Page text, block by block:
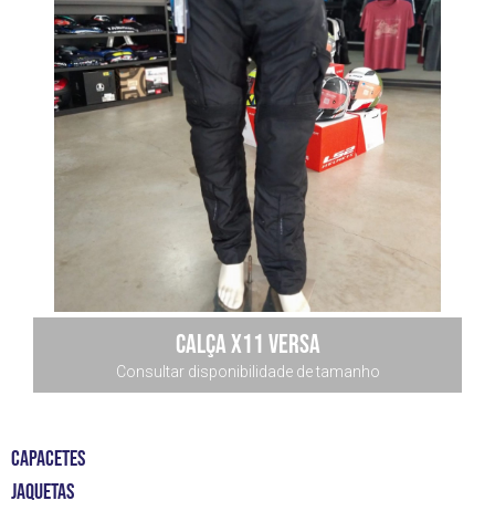
CALÇA x11 VERSA
Consultar disponibilidade de tamanho
CAPACETES
JAQUETAS